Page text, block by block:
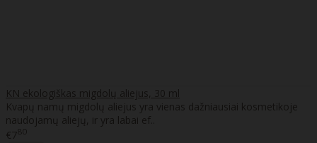
KN ekologiškas migdolų aliejus, 30 ml
Kvapų namų migdolų aliejus yra vienas dažniausiai kosmetikoje
naudojamų aliejų, ir yra labai ef..
€780